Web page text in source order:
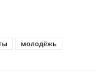
молодёжь